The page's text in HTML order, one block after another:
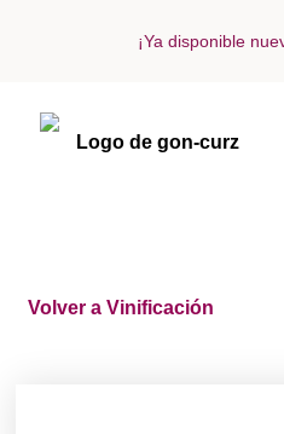
¡Ya disponible
Volver a Vinificación